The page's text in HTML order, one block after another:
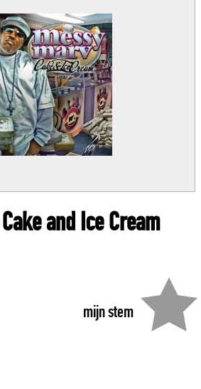
and Ice Cream
mijn stem